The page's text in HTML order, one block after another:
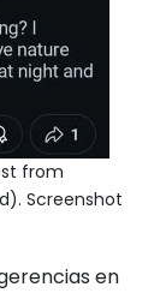
from
Screenshot
en